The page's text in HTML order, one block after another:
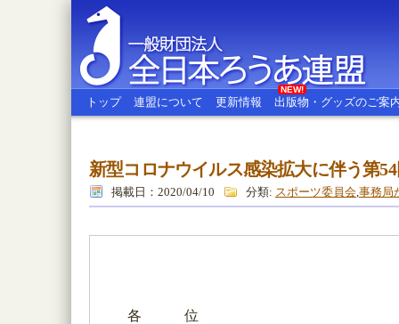
全日本ろうあ連盟
トップ 連盟について 更新情報 出版物・グッズのご案
NEW!
新型コロナウイルス感染拡大に伴う第
掲載日：2020/04/10 分類: スポーツ委員会,事務局
各 位